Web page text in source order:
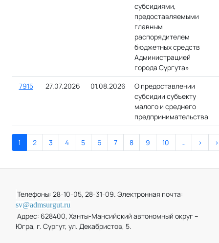
субсидиями,
предоставляемыми
главным
распорядителем
бюджетных средств
Администрацией
города Сургута»
7915
27.07.2026 01.08.2026
О предоставлении
субсидии субъекту
малого и среднего
предпринимательства
1 2 3 4 5 6 7 8 9 10 … >
Телефоны: 28-10-05, 28-31-09. Электронная почта:
sv@admsurgut.ru
Адрес: 628400, Ханты-Мансийский автономный округ –
Югра, г. Сургут, ул. Декабристов, 5.